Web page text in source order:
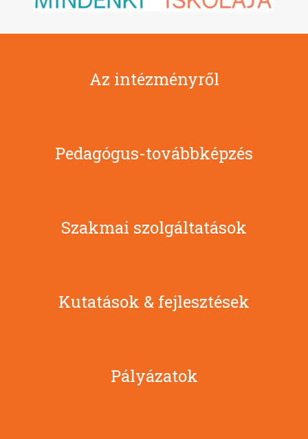
Az intézményről
Pedagógus-továbbképzés
Szakmai szolgáltatások
Kutatások & fejlesztések
Pályázatok